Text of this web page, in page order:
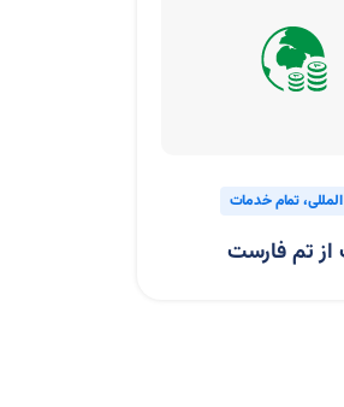
تمام خدمات گیفت کارت
گیفت‌کارت EA Play